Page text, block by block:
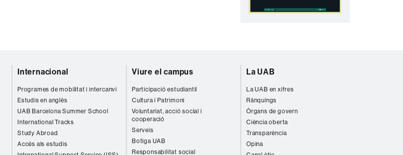
Internacional
Programes de mobilitat i intercanvi
Estudis en anglès
UAB Barcelona Summer School
International Tracks
Study Abroad
Accés als estudis
Viure el campus
Participació estudiantil
Cultura i Patrimoni
Voluntariat, acció social i
cooperació
Serveis
Botiga UAB
Responsabilitat social
La UAB
La UAB en xifres
Rànquings
Òrgans de govern
Ciència oberta
Transparència
Opina